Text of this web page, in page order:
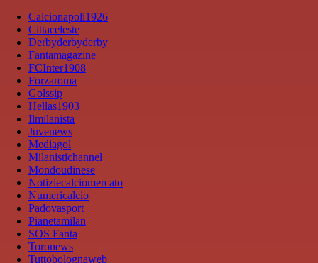
Calcionapoli1926
Cittaceleste
Derbyderbyderby
Fantamagazine
FCInter1908
Forzaroma
Golssip
Hellas1903
Ilmilanista
Juvenews
Mediagol
Milanistichannel
Mondoudinese
Notiziecalciomercato
Numericalcio
Padovasport
Pianetamilan
SOS Fanta
Toronews
Tuttobolognaweb